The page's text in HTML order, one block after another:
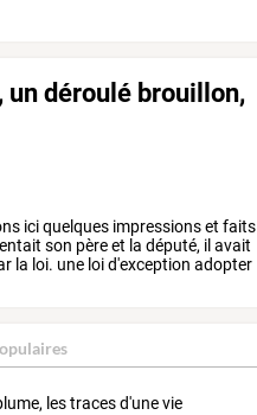
un déroulé brouillon,
iciquelques impressionset faits
son pèreet la député, ilavait
la loi. une loid'exception adopter
les traces d'une vie